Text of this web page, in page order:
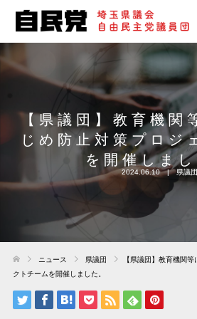
【県議団】教育機関
じめ防止対策プロジ
を開催しま
2024.06.10 県議団
ニュース 県議団
【県議団】教育機関
クトチームを開催しました。